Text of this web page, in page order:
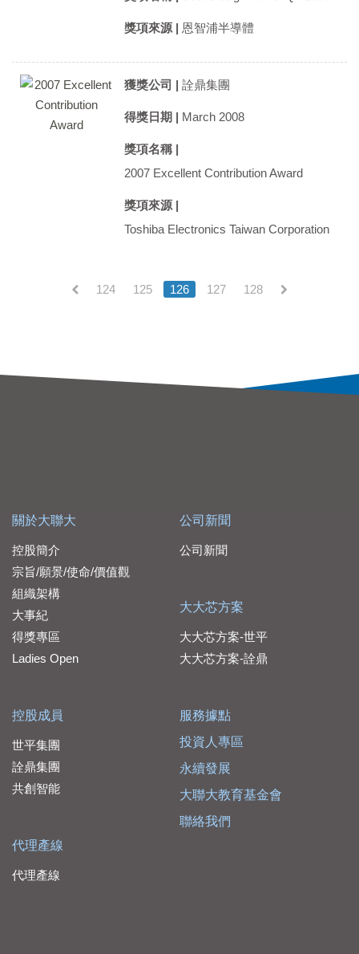
獎項來源 | 恩智浦半導體
獲獎公司 | 詮鼎集團
得獎日期 | March 2008
獎項名稱 |
2007 Excellent Contribution Award
獎項來源 |
Toshiba Electronics Taiwan Corporation
124 125 126 (current)
127 128
關於大聯大
控股簡介
宗旨/願景/使命/價值觀
組織架構
大事紀
得獎專區
Ladies Open
控股成員
世平集團
詮鼎集團
共創智能
代理產線
代理產線
公司新聞
公司新聞
大大芯方案
大大芯方案-世平
大大芯方案-詮鼎
服務據點
投資人專區
永續發展
大聯大教育基金會
聯絡我們